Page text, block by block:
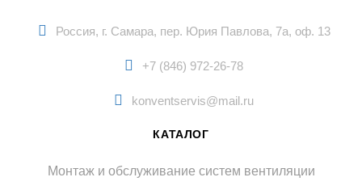
Россия, г. Самара, пер. Юрия Павлова, 7а, оф. 13
+7 (846) 972-26-78
konventservis@mail.ru
КАТАЛОГ
Монтаж и обслуживание систем вентиляции